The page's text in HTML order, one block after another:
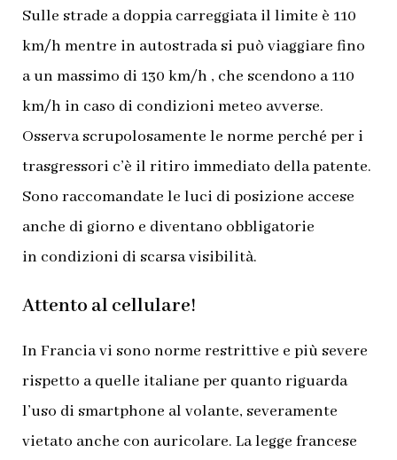
Sulle strade a doppia carreggiata il limite è 110
km/h mentre in autostrada si può viaggiare fino
a un massimo di 130 km/h , che scendono a 110
km/h in caso di condizioni meteo avverse.
Osserva scrupolosamente le norme perché per i
trasgressori c’è il ritiro immediato della patente.
Sono raccomandate le luci di posizione accese
anche di giorno e diventano obbligatorie
in condizioni di scarsavisibilità.
Attento al cellulare!
In Francia vi sono norme restrittive e più severe
rispetto a quelle italiane per quanto riguarda
l’uso di smartphone al volante, severamente
vietato anche con auricolare. La legge francese